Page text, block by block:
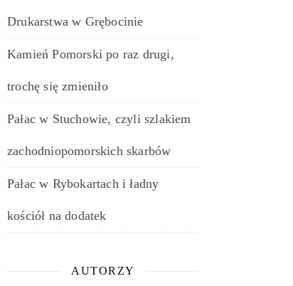
Drukarstwa w Grębocinie
Kamień Pomorski po raz drugi,
trochę się zmieniło
Pałac w Stuchowie, czyli szlakiem
zachodniopomorskich skarbów
Pałac w Rybokartach i ładny
kościół na dodatek
AUTORZY